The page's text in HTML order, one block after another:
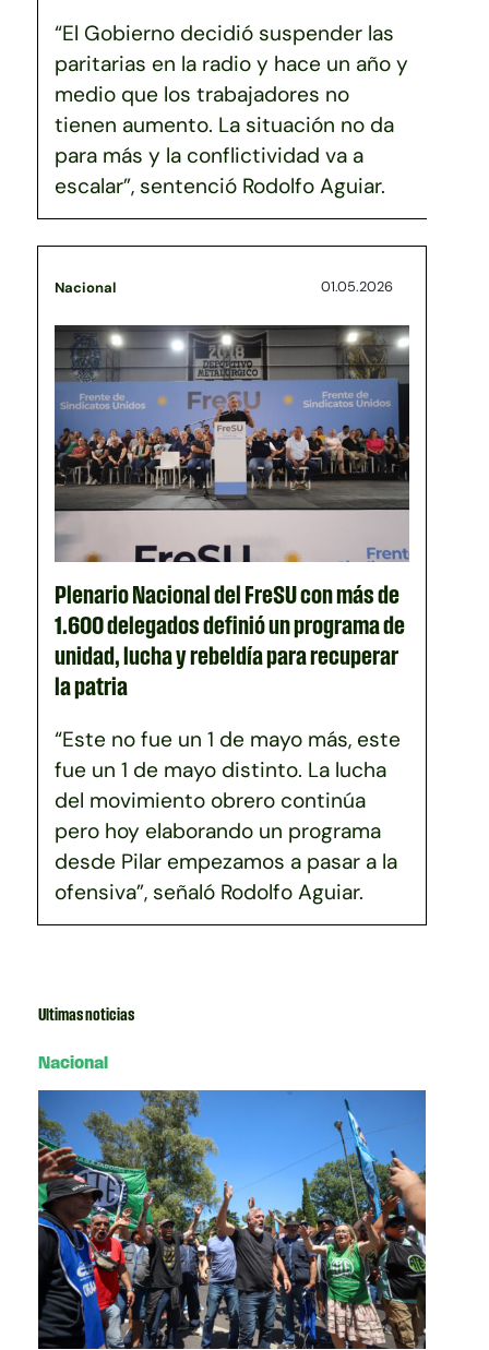
“El Gobierno decidió suspender las
paritarias en la radio y hace un año y
medio que los trabajadores no
tienen aumento. La situación no da
para más y la conflictividad va a
escalar”, sentenció Rodolfo Aguiar.
Nacional 01.05.2026
Plenario Nacional del FreSU con más de
1.600 delegados definió un programa de
unidad, lucha y rebeldía para recuperar
la patria
“Este no fue un 1 de mayo más, este
fue un 1 de mayo distinto. La lucha
del movimiento obrero continúa
pero hoy elaborando un programa
desde Pilar empezamos a pasar a la
ofensiva”, señaló Rodolfo Aguiar.
Ultimas noticias
Nacional